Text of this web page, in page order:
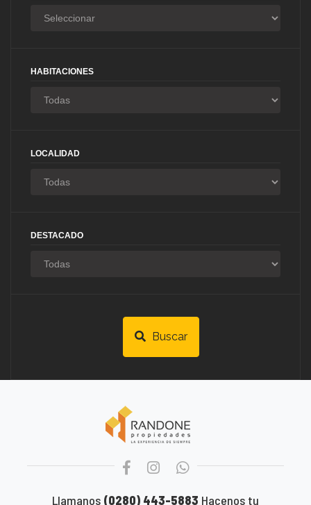
HABITACIONES
LOCALIDAD
DESTACADO
Buscar
Llamanos (0280) 443-5883 Hacenos tu